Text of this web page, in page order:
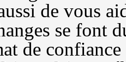
de vous
se font
de